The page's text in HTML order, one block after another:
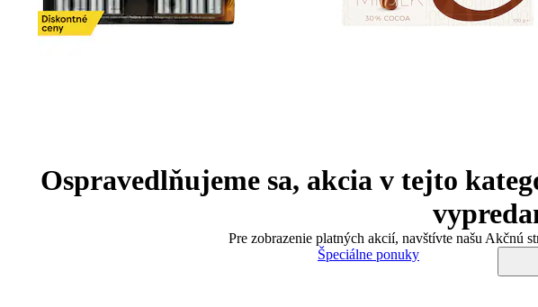
Ospravedlňujeme sa, akcia v tejto
Pre zobrazenie platných akcií, navštívte našu Akčnú
Špeciálne ponuky